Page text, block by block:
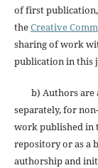
of first
theCreative
sharing of work
publication in this
b) Authors are
separately, for
work published in
repository or as a
authorship and